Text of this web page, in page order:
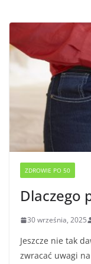
ZDROWIE PO 50
Dlaczego
30 września, 2025
Jeszcze nie tak
zwracać uwagi